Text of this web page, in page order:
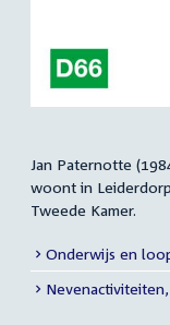
Jan Paternotte
woont in
Tweede Kamer.
Meer
info
Onderwijs en